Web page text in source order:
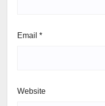
Email *
Website